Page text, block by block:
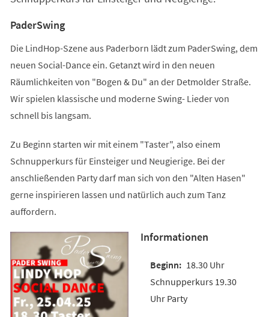
PaderSwing
Die LindHop-Szene aus Paderborn lädt zum PaderSwing, dem
neuen Social-Dance ein. Getanzt wird in den neuen
Räumlichkeiten von "Bogen & Du" an der Detmolder Straße.
Wir spielen klassische und moderne Swing- Lieder von
schnell bis langsam.
Zu Beginn starten wir mit einem "Taster", also einem
Schnupperkurs für Einsteiger und Neugierige. Bei der
anschließenden Party darf man sich von den "Alten Hasen"
gerne inspirieren lassen und natürlich auch zum Tanz
auffordern.
Informationen
18.30 Uhr
Schnupperkurs 19.30
Uhr Party